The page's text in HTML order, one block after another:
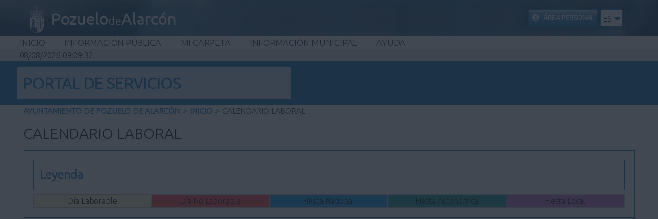
PozuelodeAlarcón ÁREA PERSONAL ES
INICIO INFORMACIÓN PÚBLICA MI CARPETA INFORMACIÓN MUNICIPAL AYUDA
08/08/2026 09:09:32
PORTAL DE SERVICIOS
AYUNTAMIENTO DE POZUELO DE ALARCÓN > INICIO > CALENDARIO LABORAL
CALENDARIO LABORAL
Leyenda
Día Laborable Día No Laborable Fiesta Nacional Fiesta Local